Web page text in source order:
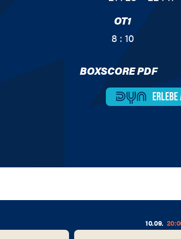
OT1
8 : 10
BOXSCORE PDF
10.09.